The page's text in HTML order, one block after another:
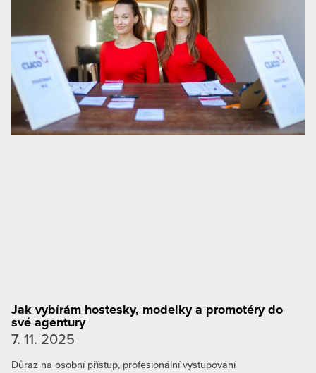
Jak vybírám hostesky, modelky a promotéry do
své agentury
7. 11. 2025
Důraz na osobní přístup, profesionální vystupování